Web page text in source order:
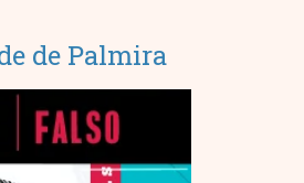
de Palmira